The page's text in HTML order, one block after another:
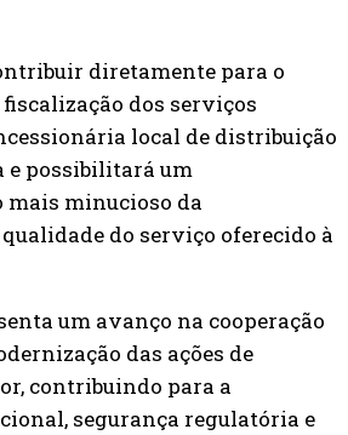
diretamente para o
dos serviços
local de distribuição
e possibilitará um
minucioso da
do serviço oferecido à
um avanço na cooperação
das ações de
contribuindo para a
segurança regulatória e